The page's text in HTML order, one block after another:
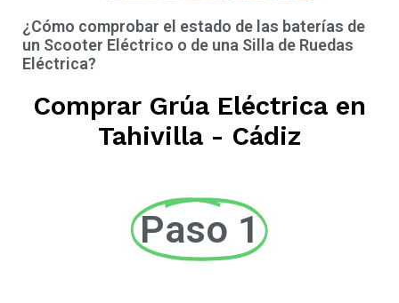
¿Cómo comprobar el estado de las baterías de
un Scooter Eléctrico o de una Silla de Ruedas
Eléctrica?
Comprar Grúa Eléctrica en
Tahivilla - Cádiz
Paso 1